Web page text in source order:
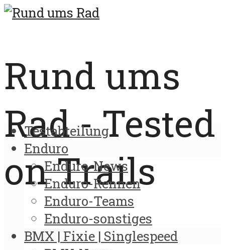
Rund ums
Rad - Tested
on Trails
Testabteilung
Enduro
Enduro-News
Enduro-Rennen
Enduro-Teams
Enduro-sonstiges
BMX | Fixie | Singlespeed